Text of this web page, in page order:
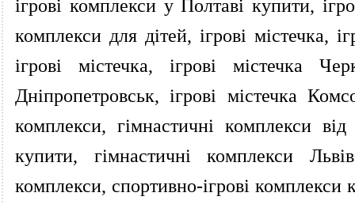
ігрові комплекси у Полтаві купити,
комплекси для дітей, ігрові містечка,
ігрові містечка, ігрові містечка
Дніпропетровськ, ігрові містечка
комплекси, гімнастичні комплекси
купити, гімнастичні комплекси
комплекси, спортивно-ігрові